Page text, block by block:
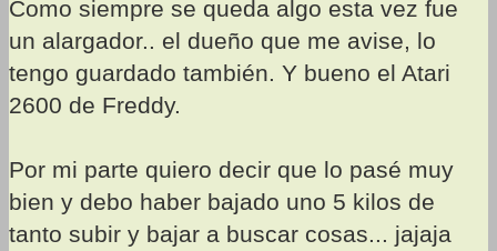
Como siempre se queda algo esta vez fue
un alargador.. el dueño que me avise, lo
tengo guardado también. Y bueno el Atari
2600 de Freddy.
Por mi parte quiero decir que lo pasé muy
bien y debo haber bajado uno 5 kilos de
tanto subir y bajar a buscar cosas... jajaja